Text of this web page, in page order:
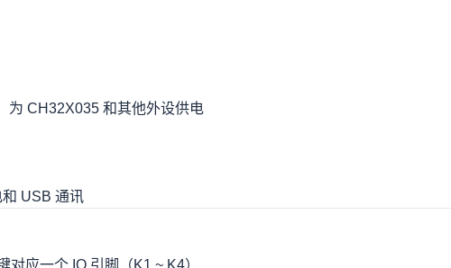
为 CH32X035 和其他外设供电
USB 通讯
应一个 IO 引脚（K1 ~ K4）